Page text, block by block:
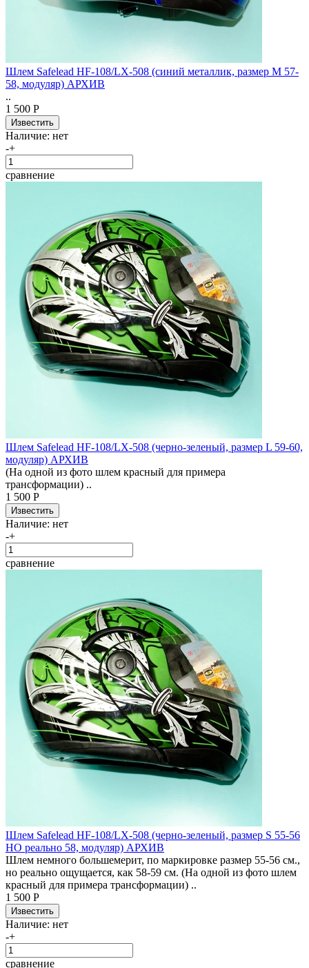
Шлем Safelead HF-108/LX-508 (синий металлик, размер M 57-
58, модуляр) АРХИВ
..
1 500 Р
Наличие: нет
-+
сравнение
Шлем Safelead HF-108/LX-508 (черно-зеленый, размер L 59-60,
модуляр) АРХИВ
(На одной из фото шлем красный для примера
трансформации) ..
1 500 Р
Наличие: нет
-+
сравнение
Шлем Safelead HF-108/LX-508 (черно-зеленый, размер S 55-56
НО реально 58, модуляр) АРХИВ
Шлем немного большемерит, по маркировке размер 55-56 см.,
но реально ощущается, как 58-59 см. (На одной из фото шлем
красный для примера трансформации) ..
1 500 Р
Наличие: нет
-+
сравнение